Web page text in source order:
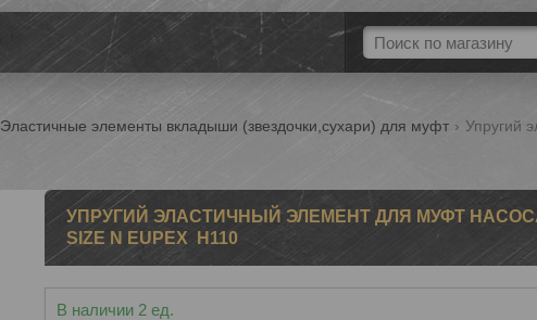
Эластичные элементы вкладыши (звездочки,сухари) для муфт
УПРУГИЙ ЭЛАСТИЧНЫЙ ЭЛЕМЕНТ ДЛЯ МУФТ НАСОСА
SIZE N EUPEX H110
В наличии 2 ед.